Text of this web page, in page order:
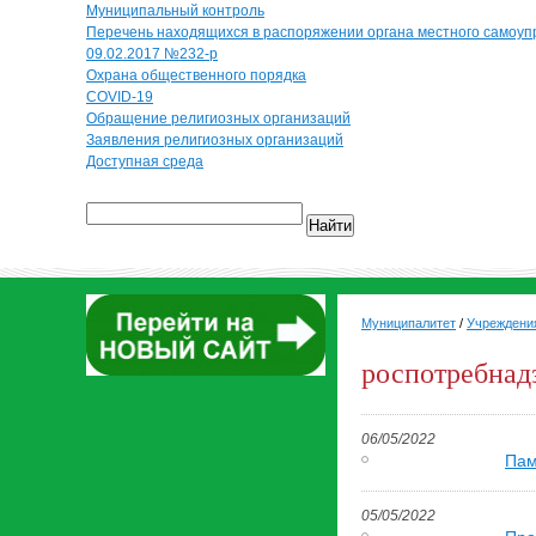
Муниципальный контроль
Перечень находящихся в распоряжении органа местного
09.02.2017 №232-р
Охрана общественного порядка
COVID-19
Обращение религиозных организаций
Заявления религиозных организаций
Доступная среда
Найти
Муниципалитет /
06/05/2022
05/05/2022